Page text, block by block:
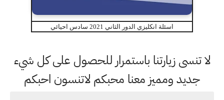
اسئلة انكليزي الدور الثاني 2021 سادس احيائي
لا تنسى زيارتنا باستمرار للحصول على كل شيء
جديد ومميز معنا محبكم لاتنسون احبكم